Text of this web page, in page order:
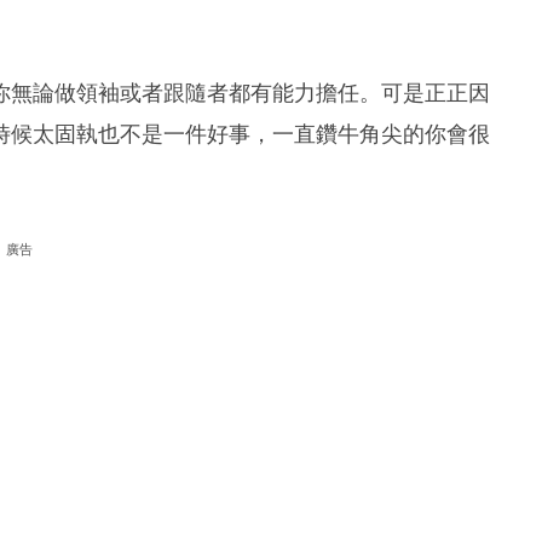
論做領袖或者跟隨者都有能力擔任。可是正正因
太固執也不是一件好事，一直鑽牛角尖的你會很
廣告